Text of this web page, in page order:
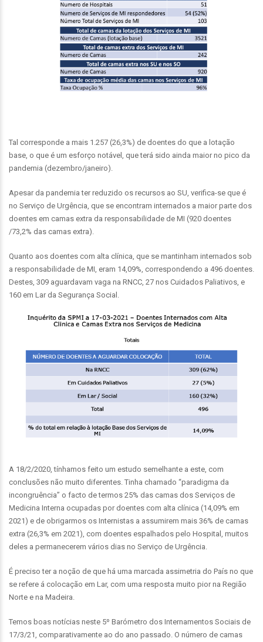
Tal corresponde a mais 1.257 (26,3%) de doentes do que a lotação
base, o que é um esforço notável, que terá sido ainda maior no pico da
pandemia (dezembro/janeiro).
Apesar da pandemia ter reduzido os recursos ao SU, verifica-se que é
no Serviço de Urgência, que se encontram internados a maior parte dos
doentes em camas extra da responsabilidade de MI (920 doentes
/73,2% das camas extra).
Quanto aos doentes com alta clínica, que se mantinham internados sob
a responsabilidade de MI, eram 14,09%, correspondendo a 496 doentes.
Destes, 309 aguardavam vaga na RNCC, 27 nos Cuidados Paliativos, e
160 em Lar da Segurança Social.
A 18/2/2020, tínhamos feito um estudo semelhante a este, com
conclusões não muito diferentes. Tinha chamado “paradigma da
incongruência” o facto de termos 25% das camas dos Serviços de
Medicina Interna ocupadas por doentes com alta clínica (14,09% em
2021) e de obrigarmos os Internistas a assumirem mais 36% de camas
extra (26,3% em 2021), com doentes espalhados pelo Hospital, muitos
deles a permanecerem vários dias no Serviço de Urgência.
É preciso ter a noção de que há uma marcada assimetria do País no que
se refere á colocação em Lar, com uma resposta muito pior na Região
Norte e na Madeira.
Temos boas notícias neste 5º Barómetro dos Internamentos Sociais de
17/3/21, comparativamente ao do ano passado. O número de camas